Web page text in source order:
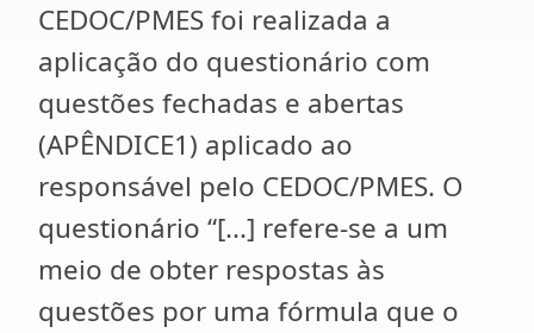
CEDOC/PMES foi realizada a
aplicação do questionário com
questões fechadas e abertas
(APÊNDICE1) aplicado ao
responsável pelo CEDOC/PMES. O
questionário “[...] refere-se a um
meio de obter respostas às
questões por uma fórmula que o